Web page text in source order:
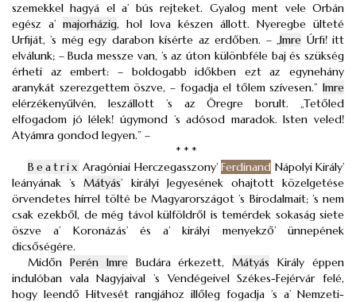
szemekkel hagyá el a’ bús rejteket. Gyalog ment vele Orbán
egész a’majorházig, hol lova készen állott. Nyeregbe ülteté
Urfiját, ’s még egy darabon kísérte az erdőben. – „Imre Úrfi! itt
elválunk; – Buda messze van, ’s az úton különbféle baj és szükség
érheti az embert: – boldogabb időkben ezt az egynehány
aranykát szerezgettem öszve, – fogadja el tőlem szívesen.” Imre
elérzékenyűlvén, leszállott ’s az Öregre borult. „Tetőled
elfogadom jó lélek! úgymond ’s adósod maradok. Isten veled!
Atyámra gondod legyen.” –
* * *
Beatrix Aragóniai Herczegasszony’Ferdinand Nápolyi Király’
leányának ’sMátyás’ királyi Jegyesének ohajtott közelgetése
örvendetes hírrel tölté be Magyarországot ’s Birodalmait; ’s nem
csak ezekből, de még távol külföldről is temérdek sokaság siete
öszve a’ Koronázás’ és a’ királyi menyekző’ ünnepének
dicsőségére.
Midőn Perén ImreBudára érkezett,Mátyás Király éppen
indulóban vala Nagyjaival ’s Vendégeivel Székes-Fejérvár felé,
hogy leendő Hitvesét rangjához illőleg fogadja ’s a’ Nemzeti-